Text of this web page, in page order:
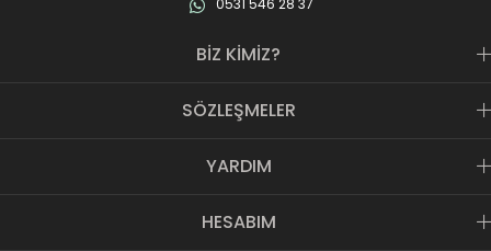
0531 546 28 37
BİZ KİMİZ?
SÖZLEŞMELER
YARDIM
HESABIM